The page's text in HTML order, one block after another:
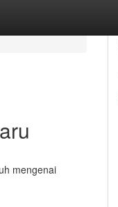
mengenai